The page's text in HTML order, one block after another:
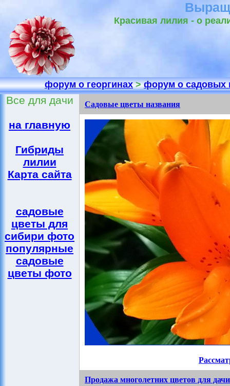
Красивая лилия - о
форум о георгинах>форум о садовых
Все для дачи
на главную
Гибриды
лилии
Карта сайта
садовые
цветы для
сибири фото
популярные
садовые
цветы фото
Садовые цветы названия
Продажа многолетних цветов для дачи